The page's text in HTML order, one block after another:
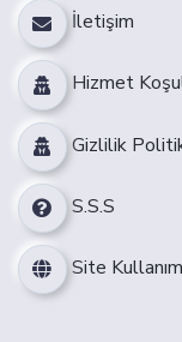
İletişim
Hizmet
Gizlilik
S.S.S
Site